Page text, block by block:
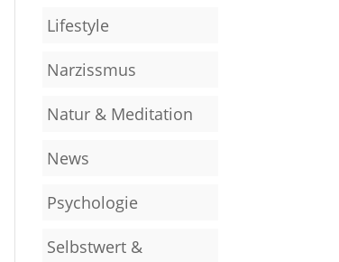
Lifestyle
Narzissmus
Natur & Meditation
News
Psychologie
Selbstwert &